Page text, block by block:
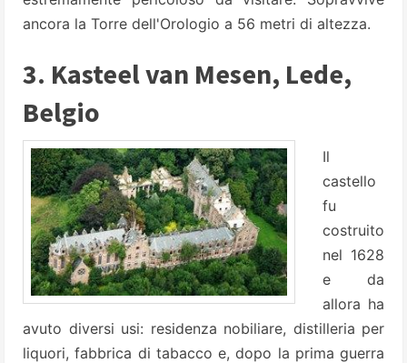
ancora la Torre dell'Orologio a 56 metri di altezza.
3. Kasteel van Mesen, Lede,
Belgio
Il
castello
fu
costruito
nel 1628
e da
allora ha
avuto diversi usi: residenza nobiliare, distilleria per
liquori, fabbrica di tabacco e, dopo la prima guerra